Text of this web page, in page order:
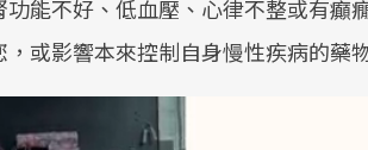
能不好、低血壓、心律不整或有癲
或影響本來控制自身慢性疾病的藥